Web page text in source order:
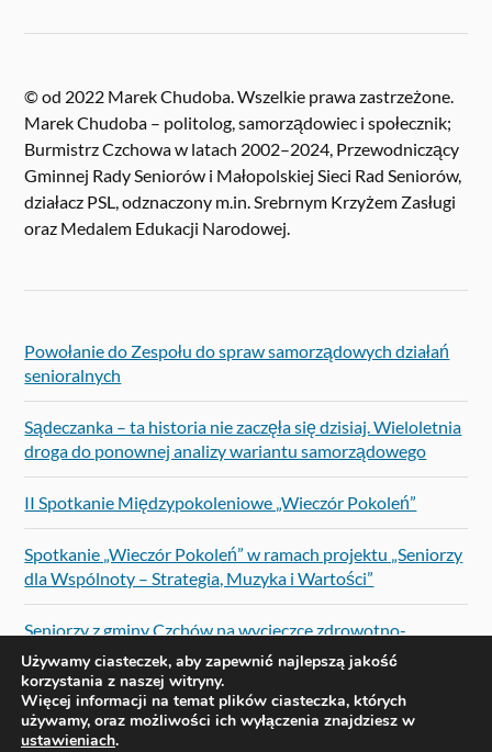
© od 2022 Marek Chudoba. Wszelkie prawa zastrzeżone.
Marek Chudoba – politolog, samorządowiec i społecznik;
Burmistrz Czchowa w latach 2002–2024, Przewodniczący
Gminnej Rady Seniorów i Małopolskiej Sieci Rad Seniorów,
działacz PSL, odznaczony m.in. Srebrnym Krzyżem Zasługi
oraz Medalem Edukacji Narodowej.
Powołanie do Zespołu do spraw samorządowych działań
senioralnych
Sądeczanka – ta historia nie zaczęła się dzisiaj. Wieloletnia
droga do ponownej analizy wariantu samorządowego
II Spotkanie Międzypokoleniowe „Wieczór Pokoleń”
Spotkanie „Wieczór Pokoleń” w ramach projektu „Seniorzy
dla Wspólnoty – Strategia, Muzyka i Wartości”
Seniorzy z gminy Czchów na wycieczce zdrowotno-
integracyjnej do Solca-Zdroju
Używamy ciasteczek, aby zapewnić najlepszą jakość
korzystania z naszej witryny.
Więcej informacji na temat plików ciasteczka, których
używamy, oraz możliwości ich wyłączenia znajdziesz w
ustawieniach.